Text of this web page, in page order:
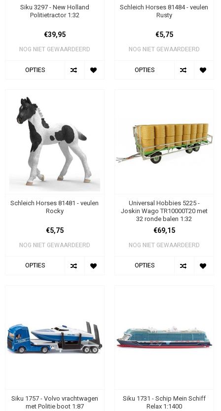
Siku 3297 - New Holland
Politietractor 1:32
€39,95
NOG NIET GEWAARDEERD
OPTIES
Schleich Horses 81484 - veulen
Rusty
€5,75
NOG NIET GEWAARDEERD
OPTIES
Schleich Horses 81481 - veulen
Rocky
€5,75
NOG NIET GEWAARDEERD
OPTIES
Universal Hobbies 5225 -
Joskin Wago TR10000T20 met
32 ronde balen 1:32
€69,15
NOG NIET GEWAARDEERD
OPTIES
Siku 1757 - Volvo vrachtwagen
met Politie boot 1:87
Siku 1731 - Schip Mein Schiff
Relax 1:1400